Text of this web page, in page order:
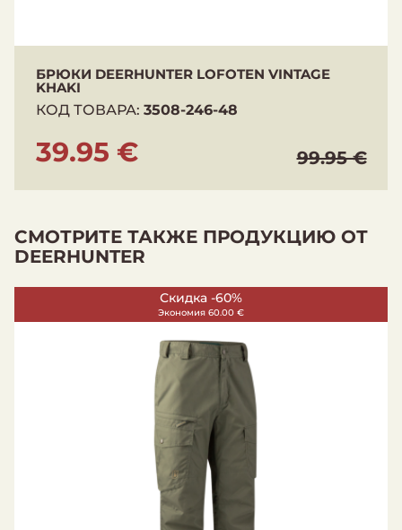
БРЮКИ DEERHUNTER LOFOTEN VINTAGE
KHAKI
КОД ТОВАРА: 3508-246-48
39.95 € 99.95 €
СМОТРИТЕ ТАКЖЕ ПРОДУКЦИЮ ОТ
DEERHUNTER
Скидка -69%
Экономия 90.04 €